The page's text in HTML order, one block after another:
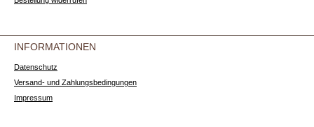
INFORMATIONEN
Datenschutz
Versand- und Zahlungsbedingungen
Impressum